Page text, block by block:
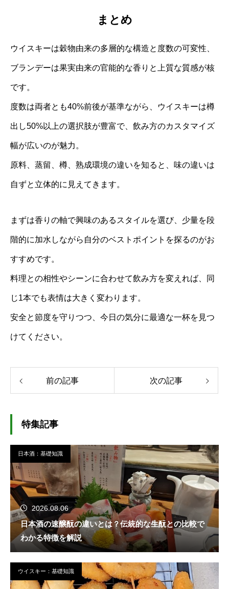
まとめ
ウイスキーは穀物由来の多層的な構造と度数の可変性、
ブランデーは果実由来の官能的な香りと上質な質感が核
です。
度数は両者とも40%前後が基準ながら、ウイスキーは樽
出し50%以上の選択肢が豊富で、飲み方のカスタマイズ
幅が広いのが魅力。
原料、蒸留、樽、熟成環境の違いを知ると、味の違いは
自ずと立体的に見えてきます。
まずは香りの軸で興味のあるスタイルを選び、少量を段
階的に加水しながら自分のベストポイントを探るのがお
すすめです。
料理との相性やシーンに合わせて飲み方を変えれば、同
じ1本でも表情は大きく変わります。
安全と節度を守りつつ、今日の気分に最適な一杯を見つ
けてください。
前の記事 次の記事
特集記事
日本酒：基礎知識
2026.08.06
日本酒の速醸酛の違いとは？伝統的な生酛との比較で
わかる特徴を解説
ウイスキー：基礎知識